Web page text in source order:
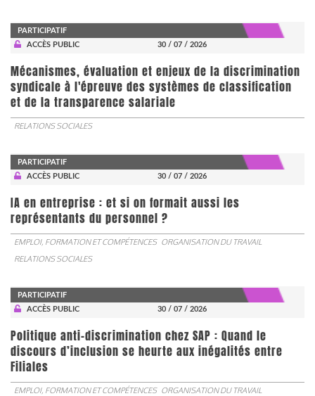
PARTICIPATIF
ACCÈS PUBLIC
30 / 07 / 2026
Mécanismes, évaluation et enjeux de la discrimination
syndicale à l'épreuve des systèmes de classification
et de la transparence salariale
RELATIONS SOCIALES
PARTICIPATIF
ACCÈS PUBLIC
30 / 07 / 2026
IA en entreprise : et si on formait aussi les
représentants du personnel ?
EMPLOI, FORMATION ET COMPÉTENCES ORGANISATION DU TRAVAIL
RELATIONS SOCIALES
PARTICIPATIF
ACCÈS PUBLIC
30 / 07 / 2026
Politique anti-discrimination chez SAP : Quand le
discours d’inclusion se heurte aux inégalités entre
Filiales
EMPLOI, FORMATION ET COMPÉTENCES ORGANISATION DU TRAVAIL